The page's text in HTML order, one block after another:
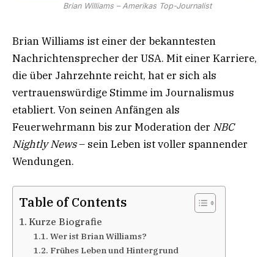
Brian Williams – Amerikas Top-Journalist
Brian Williams ist einer der bekanntesten
Nachrichtensprecher der USA. Mit einer Karriere,
die über Jahrzehnte reicht, hat er sich als
vertrauenswürdige Stimme im Journalismus
etabliert. Von seinen Anfängen als
Feuerwehrmann bis zur Moderation der NBC
Nightly News– sein Leben ist voller spannender
Wendungen.
Table of Contents
Kurze Biografie
Wer ist Brian Williams?
Frühes Leben und Hintergrund